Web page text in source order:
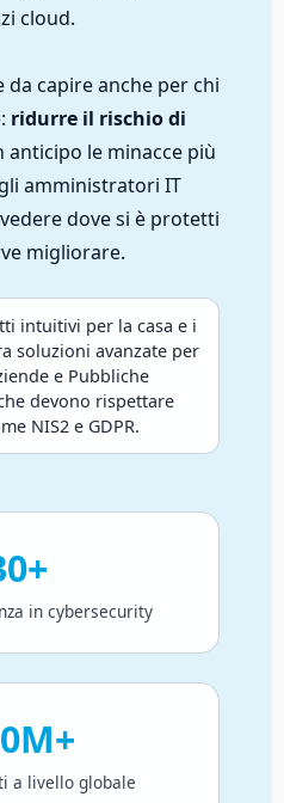
cloud.
da capire anche per chi
ridurre il rischio di
anticipo le minacce più
amministratori IT
dove si è protetti
migliorare.
intuitivi per la casa e i
soluzioni avanzate per
e Pubbliche
devono rispettare
NIS2 e GDPR.
in cybersecurity
a livello globale